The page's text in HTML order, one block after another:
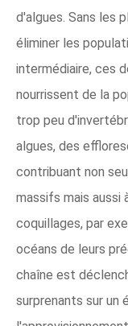
d'algues. Sans les
éliminer les
intermédiaire, ces
nourrissent de la
trop peu
algues, des
contribuant non
massifs mais aussi
coquillages, par
océans de leurs
chaîne est
surprenants sur un